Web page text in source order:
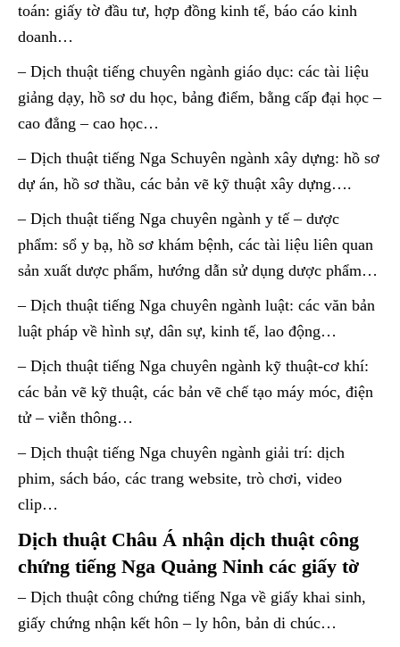
toán: giấy tờ đầu tư, hợp đồng kinh tế, báo cáo kinh
doanh…
– Dịch thuật tiếng chuyên ngành giáo dục: các tài liệu
giảng dạy, hồ sơ du học, bảng điểm, bằng cấp đại học –
cao đẳng – cao học…
– Dịch thuật tiếng Nga Schuyên ngành xây dựng: hồ sơ
dự án, hồ sơ thầu, các bản vẽ kỹ thuật xây dựng….
– Dịch thuật tiếng Nga chuyên ngành y tế – dược
phẩm: sổ y bạ, hồ sơ khám bệnh, các tài liệu liên quan
sản xuất dược phẩm, hướng dẫn sử dụng dược phẩm…
– Dịch thuật tiếng Nga chuyên ngành luật: các văn bản
luật pháp về hình sự, dân sự, kinh tế, lao động…
– Dịch thuật tiếng Nga chuyên ngành kỹ thuật-cơ khí:
các bản vẽ kỹ thuật, các bản vẽ chế tạo máy móc, điện
tử – viễn thông…
– Dịch thuật tiếng Nga chuyên ngành giải trí: dịch
phim, sách báo, các trang website, trò chơi, video
clip…
Dịch thuật Châu Á nhận dịch thuật công
chứng tiếng Nga Quảng Ninh các giấy tờ
– Dịch thuật công chứng tiếng Nga về giấy khai sinh,
giấy chứng nhận kết hôn – ly hôn, bản di chúc…